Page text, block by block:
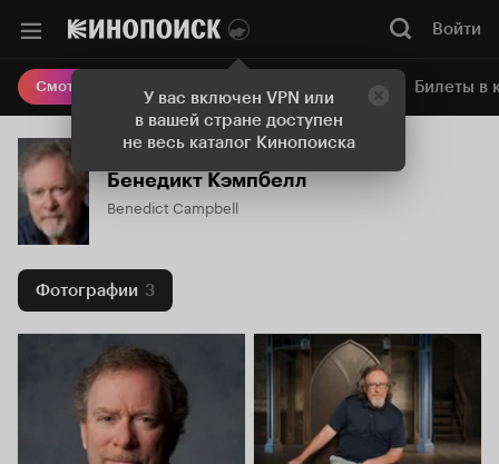
У вас включен VPN или
в вашей стране доступен
не весь каталог Кинопоиска
Войти
Смотреть кино Онлайн-кинотеатр Билеты в
Бенедикт Кэмпбелл
Benedict Campbell
Фотографии 3